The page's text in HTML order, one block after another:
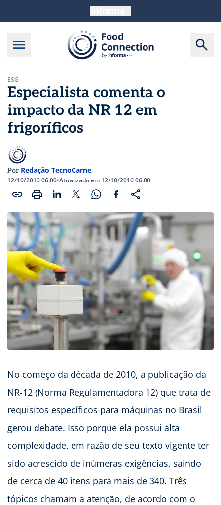
ESG
Especialista comenta o
impacto da NR 12 em
frigoríficos
Por Redação TecnoCarne
12/10/2016 06:00•Atualizado em 12/10/2016 06:00
No começo da década de 2010, a publicação da
NR-12 (Norma Regulamentadora 12) que trata de
requisitos específicos para máquinas no Brasil
gerou debate. Isso porque ela possui alta
complexidade, em razão de seu texto vigente ter
sido acrescido de inúmeras exigências, saindo
de cerca de 40 itens para mais de 340. Três
tópicos chamam a atenção, de acordo com o